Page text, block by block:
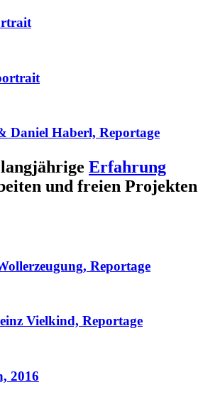
Daniel Haberl, Reportage
Erfahrung
und freien Projekten
Reportage
Vielkind, Reportage
2016